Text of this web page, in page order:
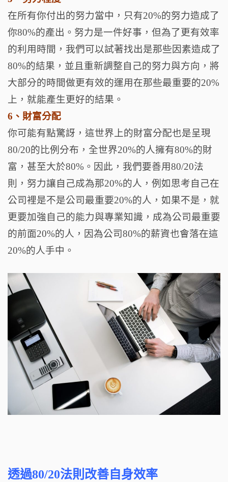
在所有你付出的努力當中，只有20%的努力造成了
你80%的產出。努力是一件好事，但為了更有效率
的利用時間，我們可以試著找出是那些因素造成了
80%的結果，並且重新調整自己的努力與方向，將
大部分的時間做更有效的運用在那些最重要的20%
上，就能產生更好的結果。
6、財富分配
你可能有點驚訝，這世界上的財富分配也是呈現
80/20的比例分布，全世界20%的人擁有80%的財
富，甚至大於80%。因此，我們要善用80/20法
則，努力讓自己成為那20%的人，例如思考自己在
公司裡是不是公司最重要20%的人，如果不是，就
更要加強自己的能力與專業知識，成為公司最重要
的前面20%的人，因為公司80%的薪資也會落在這
20%的人手中。
透過80/20法則改善自身效率